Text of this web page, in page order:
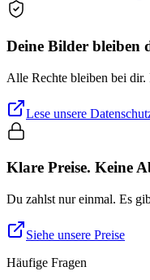
Deine Bilder bleiben
Alle Rechte bleiben bei
Lese unsere
Klare Preise. Keine
Du zahlst nur einmal. Es
Siehe unsere Preise
Häufige Fragen